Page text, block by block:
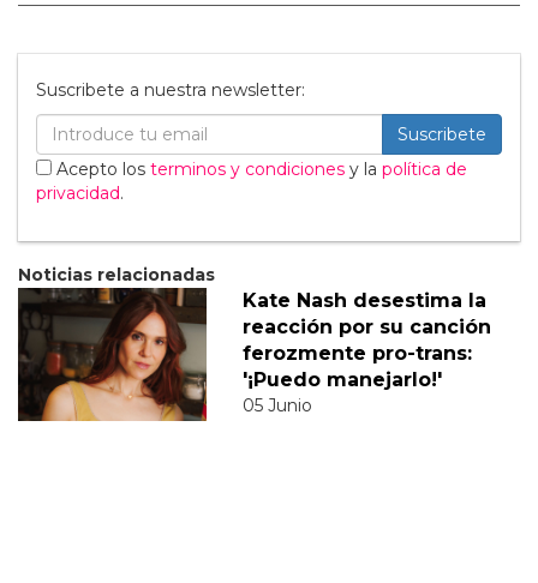
Suscribete a nuestra newsletter:
Suscribete
Acepto los terminos y condiciones y la política de
privacidad.
Noticias relacionadas
Kate Nash desestima la
reacción por su canción
ferozmente pro-trans:
'¡Puedo manejarlo!'
05 Junio